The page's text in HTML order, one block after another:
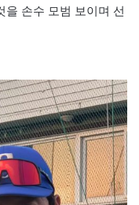
을 손수 모범 보이며 선